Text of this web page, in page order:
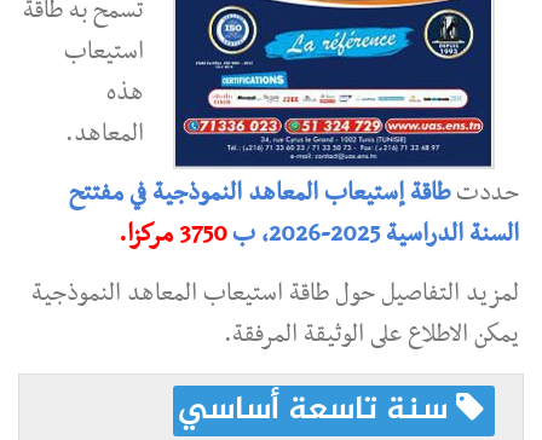
تسمح به طاقة
استيعاب
هذه
المعاهد.
حددتطاقة إستيعاب المعاهد النموذجية في مفتتح
السنة الدراسية 2025-2026، ب
3750 مركزا.
لمزيد التفاصيل حول طاقة استيعاب المعاهد النموذجية
يمكن الاطلاع على الوثيقة المرفقة.
سنة تاسعة أساسي